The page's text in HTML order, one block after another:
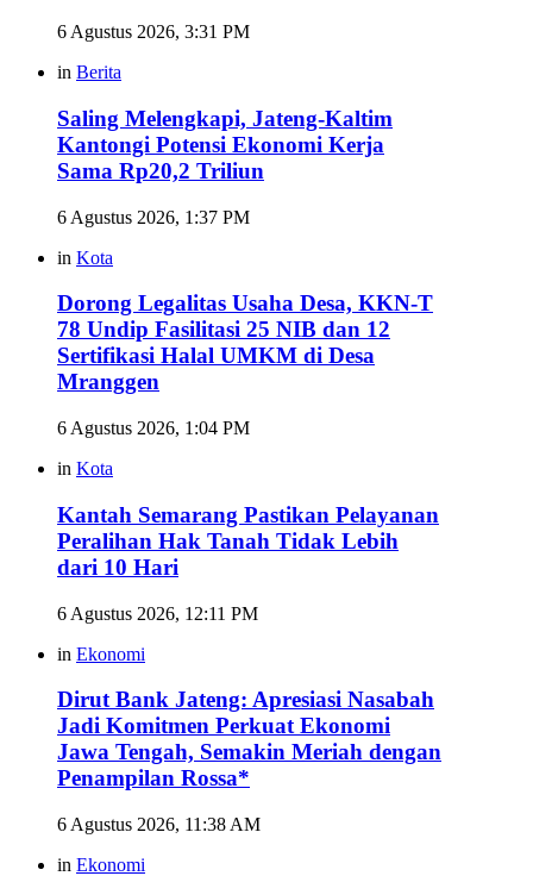
6 Agustus 2026, 3:31 PM
in Berita
Saling Melengkapi, Jateng-Kaltim
Kantongi Potensi Ekonomi Kerja
Sama Rp20,2 Triliun
6 Agustus 2026, 1:37 PM
in Kota
Dorong Legalitas Usaha Desa, KKN-T
78 Undip Fasilitasi 25 NIB dan 12
Sertifikasi Halal UMKM di Desa
Mranggen
6 Agustus 2026, 1:04 PM
in Kota
Kantah Semarang Pastikan Pelayanan
Peralihan Hak Tanah Tidak Lebih
dari 10 Hari
6 Agustus 2026, 12:11 PM
in Ekonomi
Dirut Bank Jateng: Apresiasi Nasabah
Jadi Komitmen Perkuat Ekonomi
Jawa Tengah, Semakin Meriah dengan
Penampilan Rossa*
6 Agustus 2026, 11:38 AM
in Ekonomi